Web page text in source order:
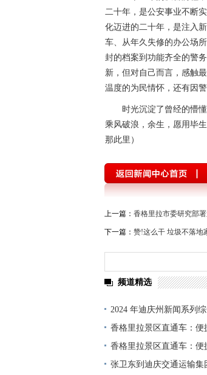
火塘热锅旁，从未离开。
二十年，是公安事业不断
化迈进的二十年，是注入
车、从年久失修的办公场
温度的为民情怀，还有因
时光沉淀了曾经的懵